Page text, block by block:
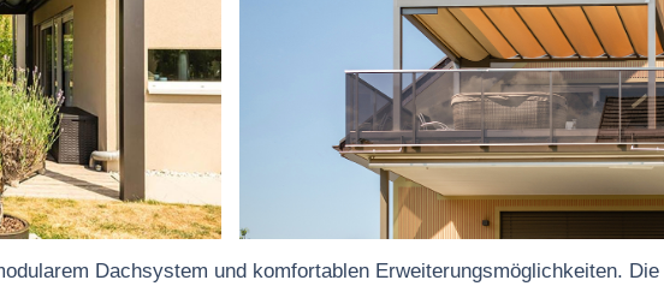
Dachsystem und komfortablen Erweiterungsmöglichkeiten. Die